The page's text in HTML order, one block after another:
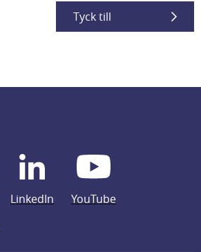
Tyck till
LinkedIn
YouTube